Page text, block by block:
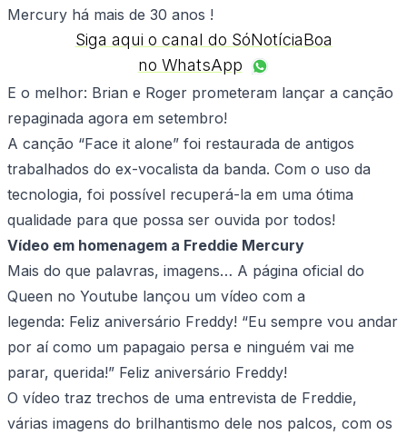
Mercury há mais de 30 anos !
Siga aqui o canal do SóNotíciaBoa
no WhatsApp
E o melhor: Brian e Roger prometeram lançar a canção
repaginada agora em setembro!
A canção “Face it alone” foi restaurada de antigos
trabalhados do ex-vocalista da banda. Com o uso da
tecnologia, foi possível recuperá-la em uma ótima
qualidade para que possa ser ouvida por todos!
Vídeo em homenagem a Freddie Mercury
Mais do que palavras, imagens… A página oficial do
Queen no Youtube lançou um vídeo com a
legenda: Feliz aniversário Freddy! “Eu sempre vou andar
por aí como um papagaio persa e ninguém vai me
parar, querida!” Feliz aniversário Freddy!
O vídeo traz trechos de uma entrevista de Freddie,
várias imagens do brilhantismo dele nos palcos, com os